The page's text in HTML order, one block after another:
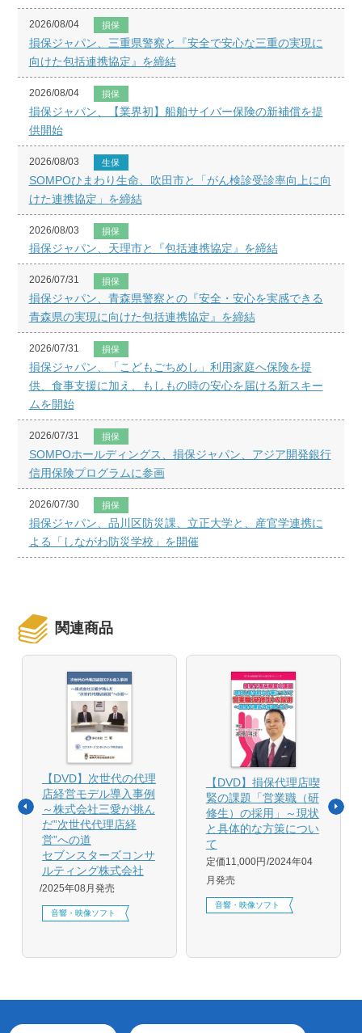
2026/08/04 損保
損保ジャパン、三重県警察と『安全で安心な三重の実現に
向けた包括連携協定』を締結
2026/08/04 損保
損保ジャパン、【業界初】船舶サイバー保険の新補償を提
供開始
2026/08/03 生保
SOMPOひまわり生命、吹田市と「がん検診受診率向上に向
けた連携協定」を締結
2026/08/03 損保
損保ジャパン、天理市と『包括連携協定』を締結
2026/07/31 損保
損保ジャパン、青森県警察との『安全・安心を実感できる
青森県の実現に向けた包括連携協定』を締結
2026/07/31 損保
損保ジャパン、「こどもごちめし」利用家庭へ保険を提
供、食事支援に加え、もしもの時の安心を届ける新スキー
ムを開始
2026/07/31 損保
SOMPOホールディングス、損保ジャパン、アジア開発銀行
信用保険プログラムに参画
2026/07/30 損保
損保ジャパン、品川区防災課、立正大学と、産官学連携に
よる「しながわ防災学校」を開催
関連商品
【DVD】次世代の代理
店経営モデル導入事例
～株式会社三愛が挑ん
だ”次世代代理店経
営”への道
セブンスターズコンサ
ルティング株式会社
2025年08月発売
音響・映像ソフト
【DVD】損保代理店喫
緊の課題「営業職（研
修生）の採用」～現状
と具体的な方策につい
て
定価11,000円 2024年04
月発売
音響・映像ソフト